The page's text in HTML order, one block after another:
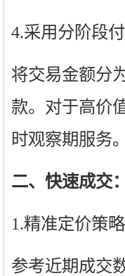
4.采用分阶段
将交易金额分
款。对于高价
时观察期服务。
二、快速成交
1.精准定价策略
参考近期成交